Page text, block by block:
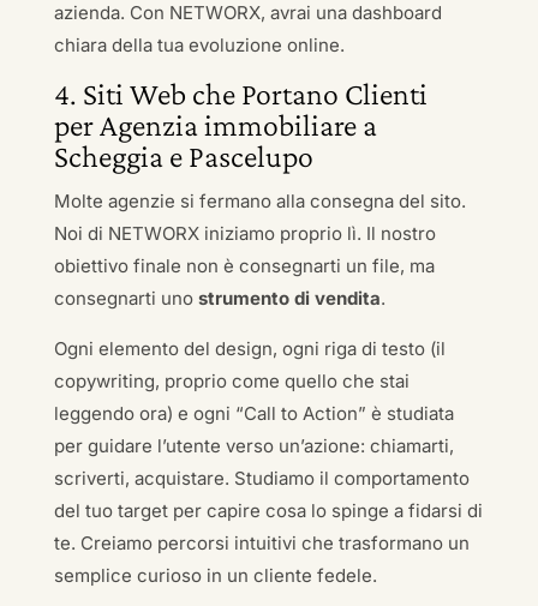
azienda. Con NETWORX, avrai una dashboard
chiara della tua evoluzione online.
4. Siti Web che Portano Clienti
per Agenzia immobiliare a
Scheggia e Pascelupo
Molte agenzie si fermano alla consegna del sito.
Noi di NETWORX iniziamo proprio lì. Il nostro
obiettivo finale non è consegnarti un file, ma
consegnarti uno strumento di vendita.
Ogni elemento del design, ogni riga di testo (il
copywriting, proprio come quello che stai
leggendo ora) e ogni “Call to Action” è studiata
per guidare l’utente verso un’azione: chiamarti,
scriverti, acquistare. Studiamo il comportamento
del tuo target per capire cosa lo spinge a fidarsi di
te. Creiamo percorsi intuitivi che trasformano un
semplice curioso in un cliente fedele.